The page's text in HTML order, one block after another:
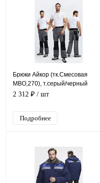
Брюки Айкор (тк.Смесовая
МВО,270), т.серый/черный
2 312 ₽ / шт
Подробнее